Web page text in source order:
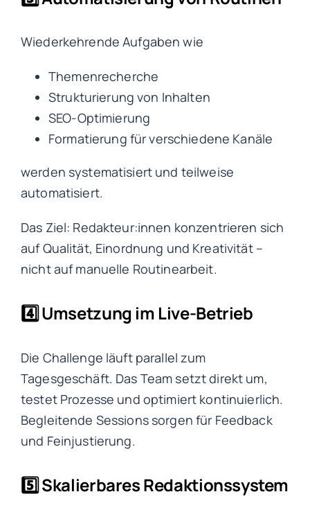
Wiederkehrende Aufgaben wie
Themenrecherche
Strukturierung von Inhalten
SEO-Optimierung
Formatierung für verschiedene Kanäle
werden systematisiert und teilweise
automatisiert.
Das Ziel: Redakteur:innen konzentrieren sich
auf Qualität, Einordnung und Kreativität –
nicht auf manuelle Routinearbeit.
4️⃣ Umsetzung im Live-Betrieb
Die Challenge läuft parallel zum
Tagesgeschäft. Das Team setzt direkt um,
testet Prozesse und optimiert kontinuierlich.
Begleitende Sessions sorgen für Feedback
und Feinjustierung.
5️⃣ Skalierbares Redaktionssystem